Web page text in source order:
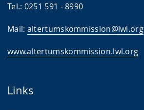
Tel.: 0251 591 - 8990
Mail: altertumskommission@lwl.org
www.altertumskommission.lwl.org
Links